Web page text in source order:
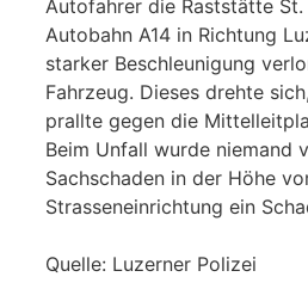
Autofahrer die Raststätte
Autobahn A14 in Richtung
starker Beschleunigung
Fahrzeug. Dieses drehte
prallte gegen die
Beim Unfall wurde niemand
Sachschaden in der Höhe
Strasseneinrichtung ein
Quelle: Luzerner Polizei